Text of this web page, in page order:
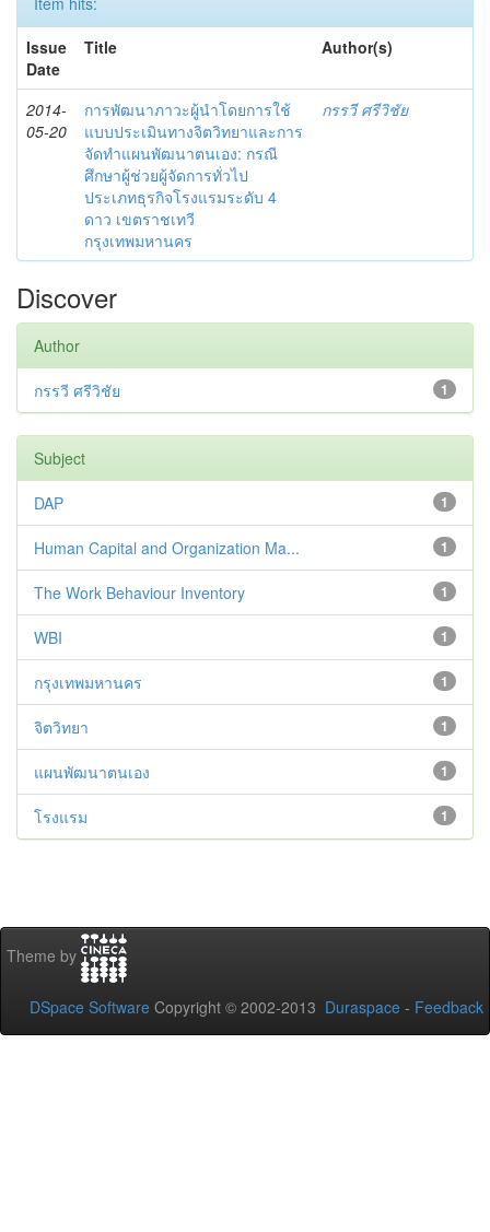
Issue
Date
Title Author(s)
2014-
05-20
การพัฒนาภาวะผู้นำโดยการใช้
แบบประเมินทางจิตวิทยาและการ
จัดทำแผนพัฒนาตนเอง: กรณี
ศึกษาผู้ช่วยผู้จัดการทั่วไป
ประเภทธุรกิจโรงแรมระดับ 4
ดาว เขตราชเทวี
กรุงเทพมหานคร
กรรวี ศรีวิชัย
Discover
Author
1
กรรวี ศรีวิชัย
Subject
1
DAP
1
Human Capital and Organization Ma...
1
The Work Behaviour Inventory
1
WBI
1
กรุงเทพมหานคร
1
จิตวิทยา
1
แผนพัฒนาตนเอง
1
โรงแรม
Theme by
DSpace Software Copyright © 2002-2013 Duraspace - Feedback